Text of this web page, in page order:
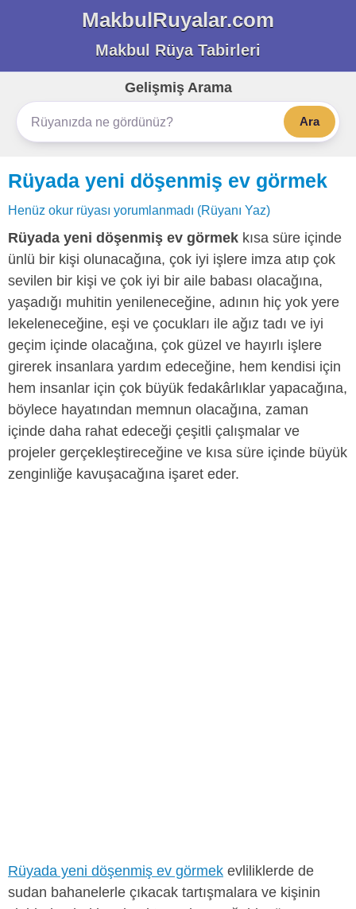
MakbulRuyalar.com
Makbul Rüya Tabirleri
Gelişmiş Arama
Ara
Rüyada yeni döşenmiş ev görmek
Henüz okur rüyası yorumlanmadı (Rüyanı Yaz)
Rüyada yeni döşenmiş ev görmek kısa süre içinde
ünlü bir kişi olunacağına, çok iyi işlere imza atıp çok
sevilen bir kişi ve çok iyi bir aile babası olacağına,
yaşadığı muhitin yenileneceğine, adının hiç yok yere
lekeleneceğine, eşi ve çocukları ile ağız tadı ve iyi
geçim içinde olacağına, çok güzel ve hayırlı işlere
girerek insanlara yardım edeceğine, hem kendisi için
hem insanlar için çok büyük fedakârlıklar yapacağına,
böylece hayatından memnun olacağına, zaman
içinde daha rahat edeceği çeşitli çalışmalar ve
projeler gerçekleştireceğine ve kısa süre içinde büyük
zenginliğe kavuşacağına işaret eder.
Rüyada yeni döşenmiş ev görmek evliliklerde de
sudan bahanelerle çıkacak tartışmalara ve kişinin